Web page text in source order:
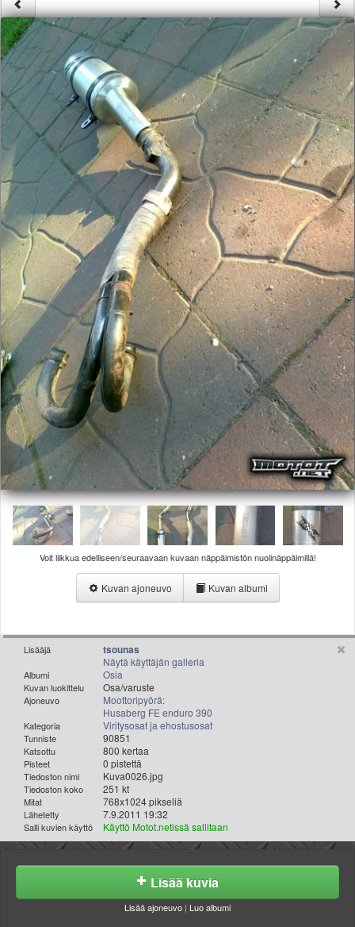
Säännöt ja ohjeet
Uudet ajoneuvot
Uudet kuvat
Uudet videot
Uudet kommentit
MYYDÄÄN
Haku
Ohjeet
Ajoneuvot
Osat
TIETOPANKKI
TAPAHTUMAT
MP15 kuvia
MP14 kuvia
MP13 kuvia
ACS 2015 kuvia
Lisää uusi tapahtuma
UUTISET
SÄÄ
Valitse paikkakunta
Helsingin sää
Tampereen sää
Turun sää
Oulun sää
Kuopion sää
Rovaniemen sää
MUUT
VIP-jäsenyys
Paidat ja vaatteet
Suunnittele oma paita
Mainostus
Kevytversio
Voit liikkua edelliseen/seuraavaan kuvaan näppäimistön nuolinäppäimillä!
Kuvan ajoneuvo Kuvan albumi
Lisääjä tsounas
Näytä käyttäjän galleria
Albumi Osia
Kuvan luokittelu Osa/varuste
Ajoneuvo
Moottoripyörä:
Husaberg FE enduro 390
Kategoria Viritysosat ja ehostusosat
Tunniste 90851
Katsottu 800 kertaa
Pisteet 0 pistettä
Tiedoston nimi Kuva0026.jpg
Tiedoston koko 251 kt
Mitat 768x1024 pikseliä
Lähetetty 7.9.2011 19:32
Salli kuvien käyttö Käyttö Motot.netissä sallitaan
Lisää kuvia
Lisää ajoneuvo | Luo albumi